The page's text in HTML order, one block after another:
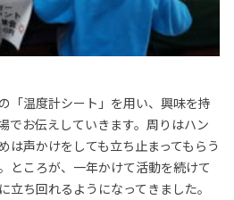
「温度計シート」を用い、興味を持
でお伝えしていきます。周りはハン
は声かけをしても立ち止まってもらう
ところが、一年かけて活動を続けて
立ち回れるようになってきました。